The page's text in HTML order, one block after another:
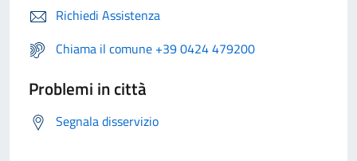
Richiedi Assistenza
Chiama il comune +39 0424 479200
Problemi in città
Segnala disservizio